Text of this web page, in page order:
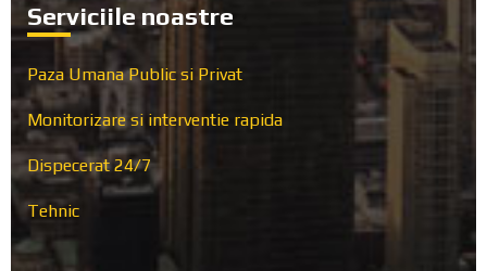
Serviciile noastre
Paza Umana Public si Privat
Monitorizare si interventie rapida
Dispecerat 24/7
Tehnic